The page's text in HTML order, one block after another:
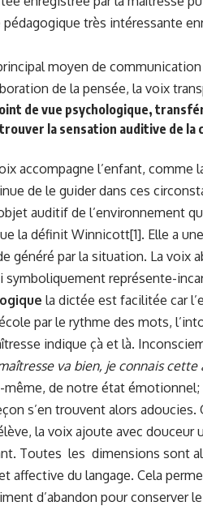
pédagogique très intéressante
moyen de
de la pensée, la voix
de vue psychologique,
la sensation auditive de
accompagne l’enfant,
de le guider dans ces
auditif de l’environnement
la définit Winnicott[1]. Elle a
généré par la situation. La voix
symboliquement représente-
la dictée est facilitée car
par le rythme des mots,
indique çà et là.
va bien, je connais
de notre état
s’en trouvent alors
la voix ajoute avec
Toutes les dimensions sont
affective du langage. Cela
d’abandon pour conserver